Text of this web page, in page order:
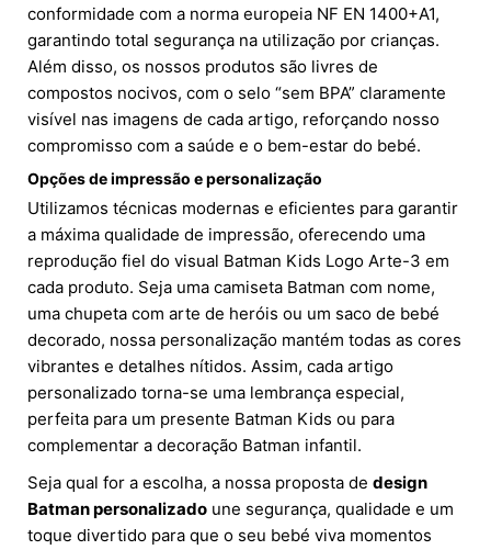
conformidade com a norma europeia NF EN 1400+A1,
garantindo total segurança na utilização por crianças.
Além disso, os nossos produtos são livres de
compostos nocivos, com o selo “sem BPA” claramente
visível nas imagens de cada artigo, reforçando nosso
compromisso com a saúde e o bem-estar do bebé.
Opções de impressão e personalização
Utilizamos técnicas modernas e eficientes para garantir
a máxima qualidade de impressão, oferecendo uma
reprodução fiel do visual Batman Kids Logo Arte-3 em
cada produto. Seja uma camiseta Batman com nome,
uma chupeta com arte de heróis ou um saco de bebé
decorado, nossa personalização mantém todas as cores
vibrantes e detalhes nítidos. Assim, cada artigo
personalizado torna-se uma lembrança especial,
perfeita para um presente Batman Kids ou para
complementar a decoração Batman infantil.
Seja qual for a escolha, a nossa proposta de design
Batman personalizado une segurança, qualidade e um
toque divertido para que o seu bebé viva momentos